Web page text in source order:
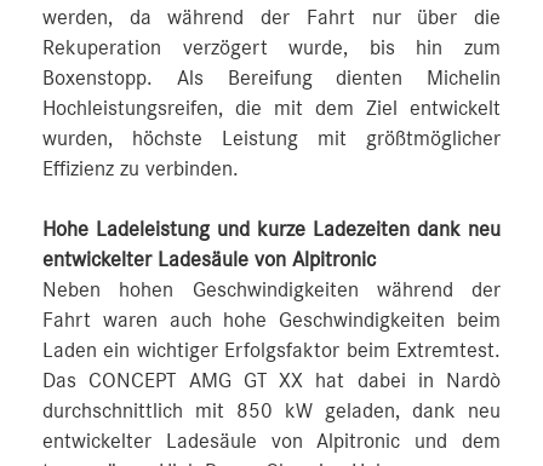
werden, da während der Fahrt nur über die
Rekuperation verzögert wurde, bis hin zum
Boxenstopp. Als Bereifung dienten Michelin
Hochleistungsreifen, die mit dem Ziel entwickelt
wurden, höchste Leistung mit größtmöglicher
Effizienz zu verbinden.
Hohe Ladeleistung und kurze Ladezeiten dank neu
entwickelter Ladesäule von Alpitronic
Neben hohen Geschwindigkeiten während der
Fahrt waren auch hohe Geschwindigkeiten beim
Laden ein wichtiger Erfolgsfaktor beim Extremtest.
Das CONCEPT AMG GT XX hat dabei in Nardò
durchschnittlich mit 850 kW geladen, dank neu
entwickelter Ladesäule von Alpitronic und dem